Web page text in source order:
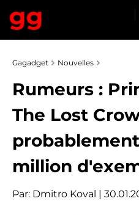
Gagadget Nouvelles
Rumeurs :
The Lost
million
Par: Dmitro Koval |